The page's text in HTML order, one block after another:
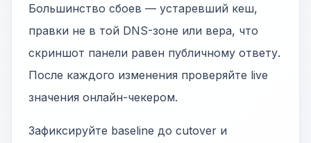
Большинство сбоев — устаревший кеш,
правки не в той DNS-зоне или вера, что
скриншот панели равен публичному ответу.
После каждого изменения проверяйте live
значения онлайн-чекером.
Зафиксируйте baseline до cutover и